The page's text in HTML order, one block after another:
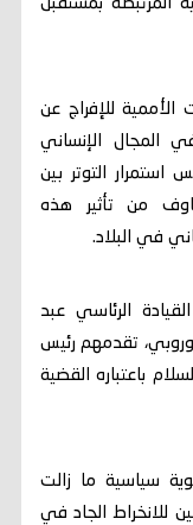
المرتبطة بمستقبل
للإفراج عن
المجال الإنساني
التوتر بين
من تأثير هذه
في البلاد.
الرئاسي عبد
تقدمهم رئيس
باعتباره القضية
سياسية ما زالت
للانخراط الجاد في